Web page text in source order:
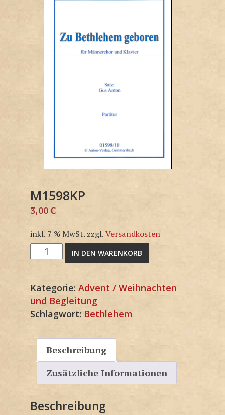
M1598KP
3,00€
inkl. 7 % MwSt. zzgl.Versandkosten
M1598KP
Menge
IN DEN WARENKORB
Kategorie: Advent / Weihnachten
und Begleitung
Schlagwort: Bethlehem
Beschreibung
Zusätzliche Informationen
Beschreibung